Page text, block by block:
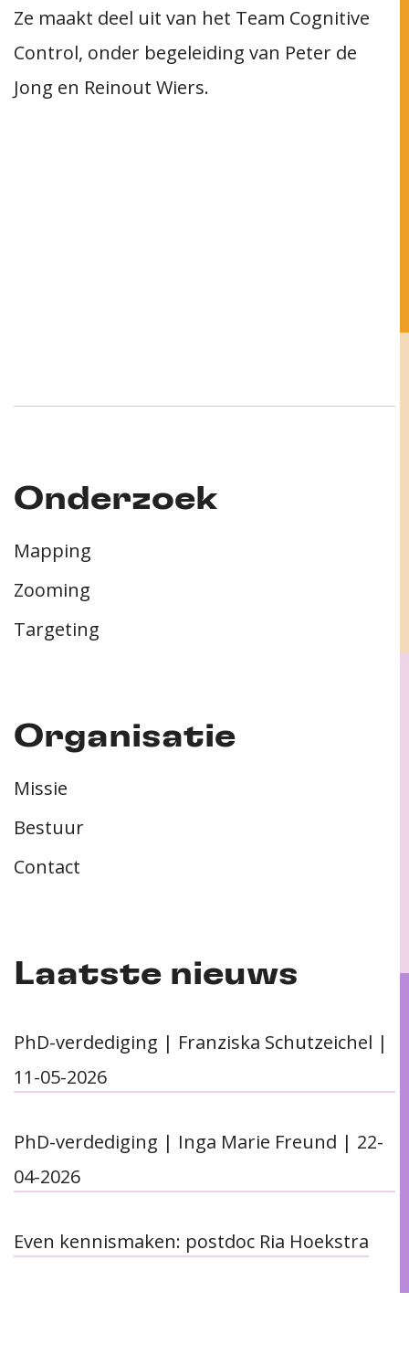
Ze maakt deel uit van het Team Cognitive
Control, onder begeleiding van Peter de
Jong en Reinout Wiers.
Onderzoek
Mapping
Zooming
Targeting
Organisatie
Missie
Bestuur
Contact
Laatste nieuws
PhD-verdediging | Franziska Schutzeichel |
11-05-2026
PhD-verdediging | Inga Marie Freund | 22-
04-2026
Even kennismaken: postdoc Ria Hoekstra